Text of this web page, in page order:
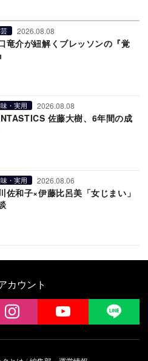
2026.08.08
竜介が紐解くブレッソンの『覚
・実用 2026.08.08
佐藤大樹、6年間の成
・実用 2026.08.06
佐和子×伊藤比呂美「女じまい」
カウント
instagram YouTube